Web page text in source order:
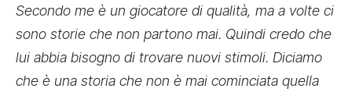
Secondo me è un giocatore di qualità, ma a volte ci
sono storie che non partono mai. Quindi credo che
lui abbia bisogno di trovare nuovi stimoli. Diciamo
che è una storia che non è mai cominciata quella